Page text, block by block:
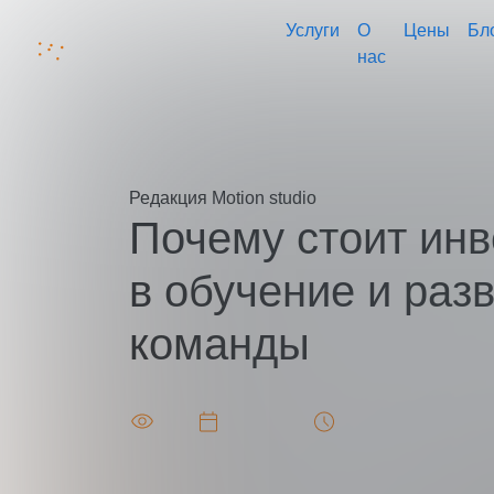
Услуги
О
нас
Цены
Редакция Motion studio
Почему стоит
в обучение и
команды